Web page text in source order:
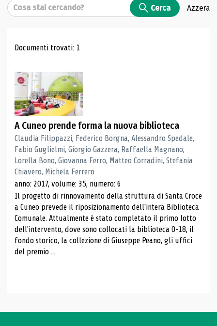
Cerca Cerca Azzera
Risultati di ricerca
Documenti trovati: 1
A Cuneo prende forma la nuova biblioteca
Claudia Filippazzi, Federico Borgna, Alessandro Spedale,
Fabio Guglielmi, Giorgio Gazzera, Raffaella Magnano,
Lorella Bono, Giovanna Ferro, Matteo Corradini, Stefania
Chiavero, Michela Ferrero
anno: 2017, volume: 35, numero: 6
Il progetto di rinnovamento della struttura di Santa Croce
a Cuneo prevede il riposizionamento dell'intera Biblioteca
Comunale. Attualmente è stato completato il primo lotto
dell'intervento, dove sono collocati la biblioteca 0-18, il
fondo storico, la collezione di Giuseppe Peano, gli uffici
del premio ...